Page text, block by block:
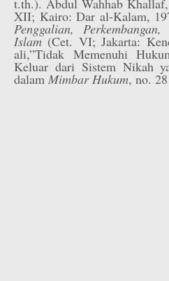
t.th.). Abdul Wahhab
XII; Kairo: Dar al-Kalam,
Penggalian,
Islam(Cet. VI; Jakarta:
ali,”Tidak Memenuhi
Keluar dari Sistem Nikah
dalam Mimbar Hukum, no.